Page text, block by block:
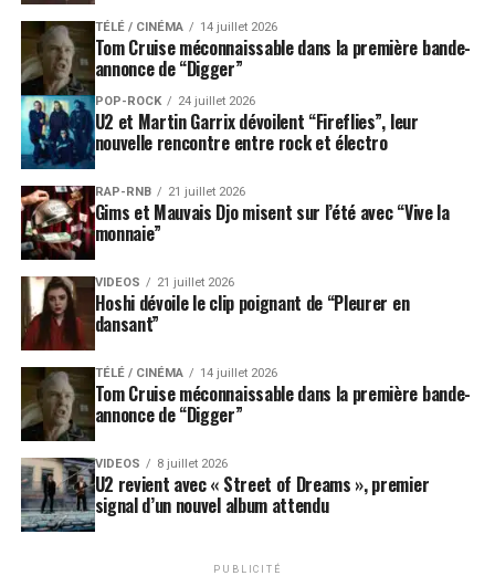
TÉLÉ / CINÉMA 14 juillet 2026
Tom Cruise méconnaissable dans la première bande-
annonce de “Digger”
POP-ROCK 24 juillet 2026
U2 et Martin Garrix dévoilent “Fireflies”, leur
nouvelle rencontre entre rock et électro
RAP-RNB 21 juillet 2026
Gims et Mauvais Djo misent sur l’été avec “Vive la
monnaie”
VIDEOS 21 juillet 2026
Hoshi dévoile le clip poignant de “Pleurer en
dansant”
TÉLÉ / CINÉMA 14 juillet 2026
Tom Cruise méconnaissable dans la première bande-
annonce de “Digger”
VIDEOS 8 juillet 2026
U2 revient avec « Street of Dreams », premier
signal d’un nouvel album attendu
PUBLICITÉ